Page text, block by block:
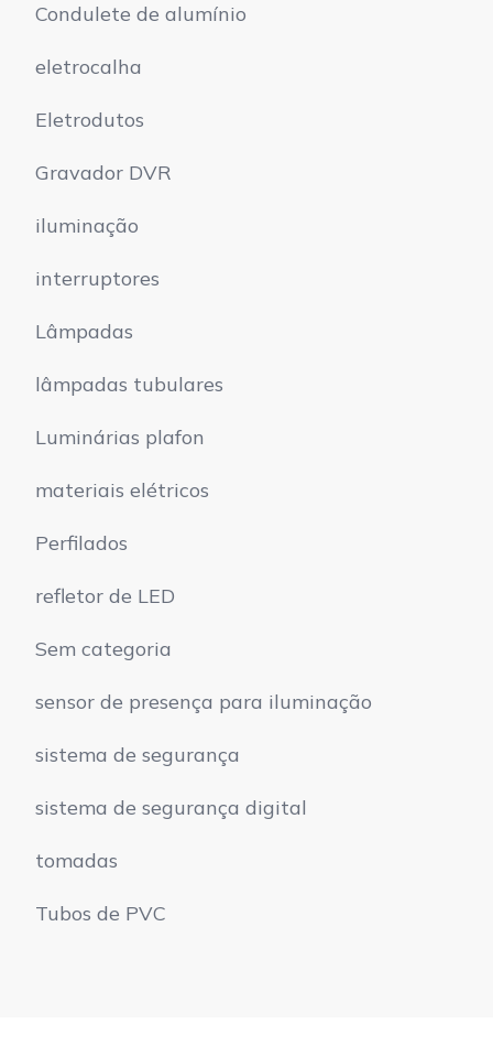
Condulete de alumínio
eletrocalha
Eletrodutos
Gravador DVR
iluminação
interruptores
Lâmpadas
lâmpadas tubulares
Luminárias plafon
materiais elétricos
Perfilados
refletor de LED
Sem categoria
sensor de presença para iluminação
sistema de segurança
sistema de segurança digital
tomadas
Tubos de PVC